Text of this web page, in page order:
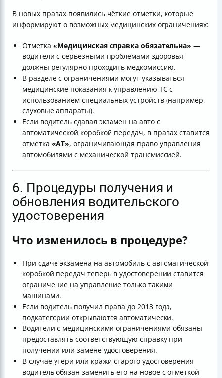
В новых правах появились чёткие отметки, которые
информируют о возможных медицинских ограничениях:
Отметка «Медицинская справка обязательна» —
водители с серьёзными проблемами здоровья
должны регулярно проходить медкомиссию.
В разделе с ограничениями могут указываться
медицинские показания к управлению ТС с
использованием специальных устройств (например,
слуховые аппараты).
Если водитель сдавал экзамен на авто с
автоматической коробкой передач, в правах ставится
отметка «AT», ограничивающая право управления
автомобилями с механической трансмиссией.
6. Процедуры получения и
обновления водительского
удостоверения
Что изменилось в процедуре?
При сдаче экзамена на автомобиль с автоматической
коробкой передач теперь в удостоверении ставится
ограничение на управление только такими
машинами.
Если водитель получил права до 2013 года,
подкатегории открываются автоматически.
Водители с медицинскими ограничениями обязаны
предоставлять соответствующую справку при
получении или замене удостоверения.
В случае утери или кражи старого удостоверения
водитель обязан заменить его на новое с отметкой